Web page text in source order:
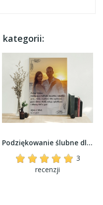
kategorii:
Podziękowanie ślubne dla Rodziców - Wzór 37
3
recenzji